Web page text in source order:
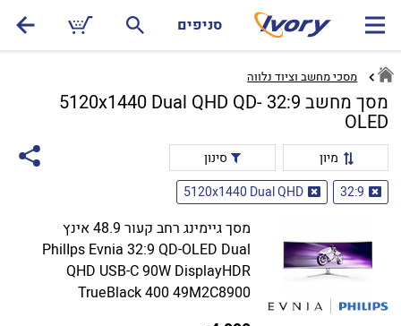
סניפים
מסכי מחשב וציוד נלווה
מסך מחשב 32:9 5120x1440 Dual QHD QD-
OLED
מיון
סינון
32:9
5120x1440 Dual QHD
מסך גיימינג רחב קעור 48.9 אינץ
PhilIps Evnia 32:9 QD-OLED Dual
QHD USB-C 90W DisplayHDR
TrueBlack 400 49M2C8900